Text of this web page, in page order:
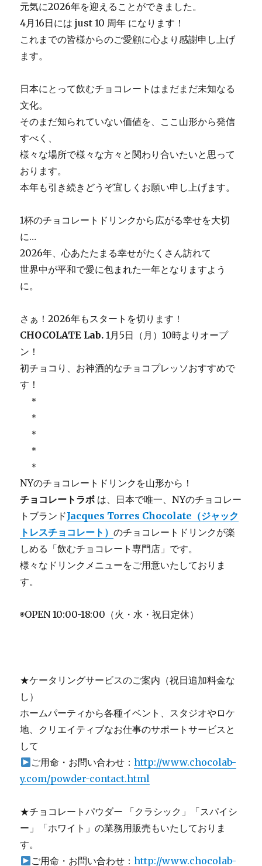
元気に2026年を迎えることができました。
4月16日には just 10 周年 になります！
これまでの皆様からのご愛顧に心より感謝申し上げ
ます。
日本にとって飲むチョコレートはまだまだ未知なる
文化。
そのまだ知られていない価値を、ここ山形から発信
すべく、
様々な場所で様々な方々と関わり合いたいと思って
おります。
本年も引き続きどうぞ宜しくお願い申し上げます。
1杯のチョコレートドリンクから広がる幸せを大切
に…
2026年、心あたたまる幸せがたくさん訪れて
世界中が平和で愛に包まれた一年となりますよう
に。
さぁ！2026年もスタートを切ります！
CHOCOLATE Lab.1月5日（月）10時よりオープ
ン！
初チョコり、お神酒的なチョコプレッソおすすめで
す！
＊
＊
＊
＊
＊
NYのチョコレートドリンクを山形から！
チョコレートラボ は、日本で唯一、NYのチョコレー
トブランドJacques Torres Chocolate（ジャック
トレスチョコレート）のチョコレートドリンクが楽
しめる「飲むチョコレート専門店」です。
様々なドリンクメニューをご用意いたしておりま
す。
◉OPEN 10:00-18:00（火・水・祝日定休）
★ケータリングサービスのご案内（祝日追加料金な
し）
ホームパーティから各種イベント、スタジオやロケ
地、クリエイティブなお仕事のサポートサービスと
して
ご用命・お問い合わせ： http://www.chocolab-
y.com/powder-contact.html
★チョコレートパウダー 「クラシック」「スパイシ
ー」「ホワイト」の業務用販売もいたしておりま
す。
ご用命・お問い合わせ： http://www.chocolab-